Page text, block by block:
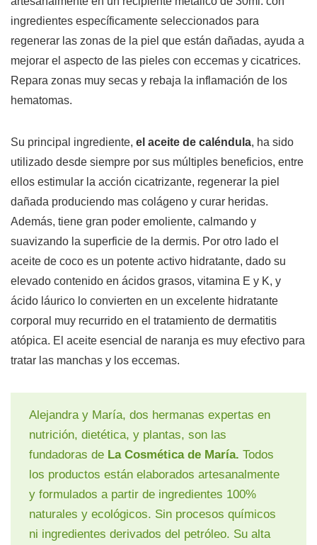
ingredientes específicamente seleccionados para
regenerar las zonas de la piel que están dañadas, ayuda a
mejorar el aspecto de las pieles con eccemas y cicatrices.
Repara zonas muy secas y rebaja la inflamación de los
hematomas.
Su principal ingrediente, el aceite de caléndula, ha sido
utilizado desde siempre por sus múltiples beneficios, entre
ellos estimular la acción cicatrizante, regenerar la piel
dañada produciendo mas colágeno y curar heridas.
Además, tiene gran poder emoliente, calmando y
suavizando la superficie de la dermis. Por otro lado el
aceite de coco es un potente activo hidratante, dado su
elevado contenido en ácidos grasos, vitamina E y K, y
ácido láurico lo convierten en un excelente hidratante
corporal muy recurrido en el tratamiento de dermatitis
atópica. El aceite esencial de naranja es muy efectivo para
tratar las manchas y los eccemas.
Alejandra y María, dos hermanas expertas en
nutrición, dietética, y plantas, son las
fundadoras de La Cosmética de María. Todos
los productos están elaborados artesanalmente
y formulados a partir de ingredientes 100%
naturales y ecológicos. Sin procesos químicos
ni ingredientes derivados del petróleo. Su alta